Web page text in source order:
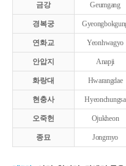
금강 Geumgang
경복궁
연화교 Yeonhwagyo
안압지 Anapji
화랑대 Hwarangdae
현충사 Hyeonchungsa
오죽헌 Ojukheon
종묘 Jongmyo